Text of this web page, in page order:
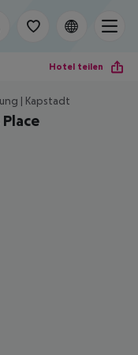
Hotel teilen
| Kapstadt